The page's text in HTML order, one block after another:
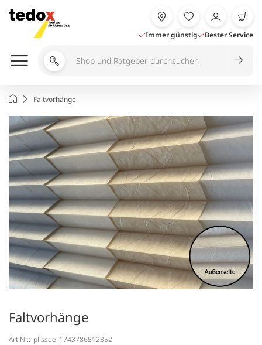
Inhalt
springen
Immer günstig Bester Service
Shop
durchsuchen
StartseiteFaltvorhänge
Faltvorhänge
Art.Nr.: plissee_1743786512352